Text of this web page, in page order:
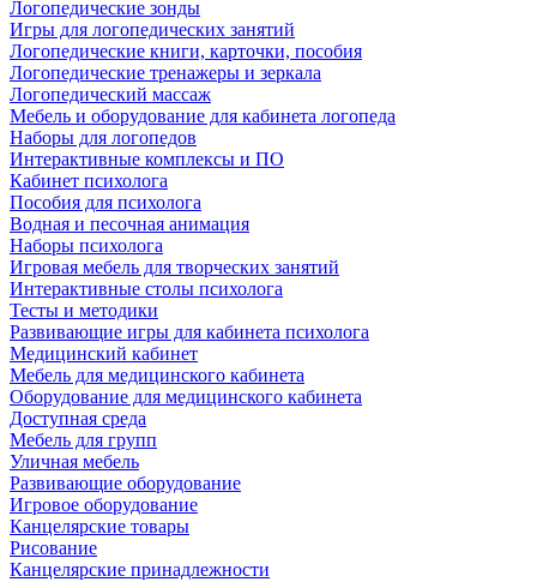
Логопедические зонды
Игры для логопедических занятий
Логопедические книги, карточки, пособия
Логопедические тренажеры и зеркала
Логопедический массаж
Мебель и оборудование для кабинета логопеда
Наборы для логопедов
Интерактивные комплексы и ПО
Кабинет психолога
Пособия для психолога
Водная и песочная анимация
Наборы психолога
Игровая мебель для творческих занятий
Интерактивные столы психолога
Тесты и методики
Развивающие игры для кабинета психолога
Медицинский кабинет
Мебель для медицинского кабинета
Оборудование для медицинского кабинета
Доступная среда
Мебель для групп
Уличная мебель
Развивающие оборудование
Игровое оборудование
Канцелярские товары
Рисование
Канцелярские принадлежности